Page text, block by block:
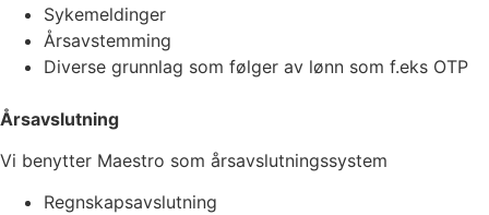
Sykemeldinger
Årsavstemming
Diverse grunnlag som følger av lønn som f.eks OTP
Årsavslutning
Vi benytter Maestro som årsavslutningssystem
Regnskapsavslutning